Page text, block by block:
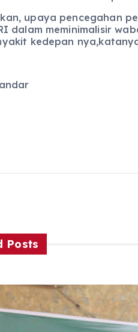
upaya pencegahan
dalam meminimalisir
kedepan
Posts